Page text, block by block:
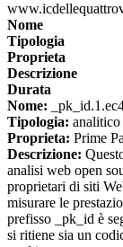
Nome
Tipologia
Proprieta
Descrizione
Durata
Nome:
Tipologia: analitico
Proprieta: Prime
Descrizione:
analisi web open
proprietari di siti
misurare le
prefisso _pk_id è
si ritiene sia un